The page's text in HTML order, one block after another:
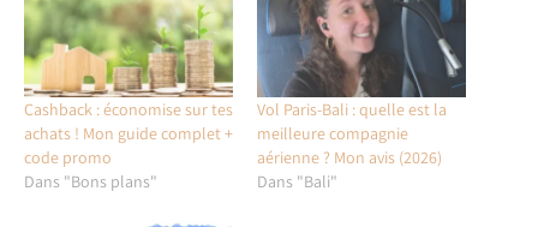
Cashback : économise sur tes
achats ! Mon guide complet +
code promo
Dans "Bons plans"
Vol Paris-Bali : quelle est la
meilleure compagnie
aérienne ? Mon avis (2026)
Dans "Bali"